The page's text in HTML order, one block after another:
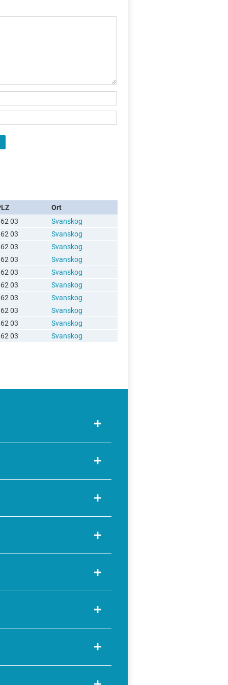
Ort
03
Svanskog
03
Svanskog
03
Svanskog
03
Svanskog
03
Svanskog
03
Svanskog
03
Svanskog
03
Svanskog
03
Svanskog
03 Svanskog